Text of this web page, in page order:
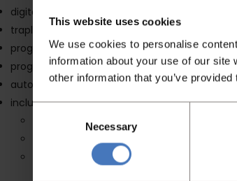
This website uses cookies
We use cookies to personalise
information about your use of our
other information that you’ve
Consent
Necessary
digitaal bedieningspaneel
traploze regeling – regeling frequentieregelaar
programmering van 20 recepten
programmering van de mengtijd
automatisch heffen van de kuip
inclusief 3 gereedschappen: